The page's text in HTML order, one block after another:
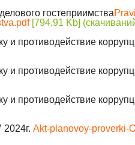
гостеприимства
[794,91 Kb]
и противодействие
и противодействие
и противодействие
Akt-planovoy-proverki-